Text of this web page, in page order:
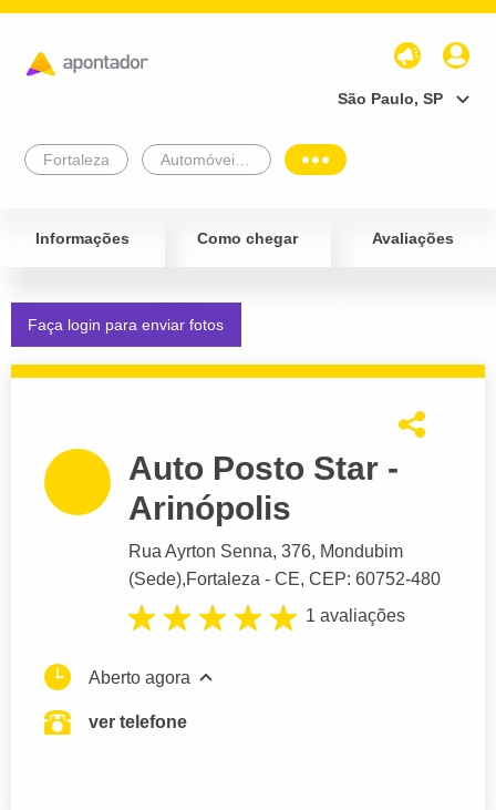
São Paulo, SP
Fortaleza
Informações Como chegar Avaliações
Faça login para enviar fotos
Auto Posto Star -
Arinópolis
Rua Ayrton Senna, 376, Mondubim
(Sede),Fortaleza - CE, CEP: 60752-480
1 avaliações
Aberto agora
ver telefone